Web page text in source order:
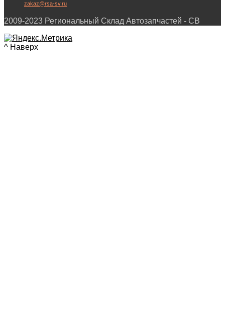
zakaz@rsa-sv.ru
2009-2023 Региональный Склад Автозапчастей - СВ
^ Наверх